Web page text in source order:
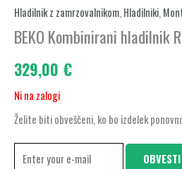
Hladilnik z zamrzovalnikom, Hladilniki,
BEKO Kombinirani hladilnik
329,00 €
Ni na zalogi
Želite biti obveščeni, ko bo izdelek